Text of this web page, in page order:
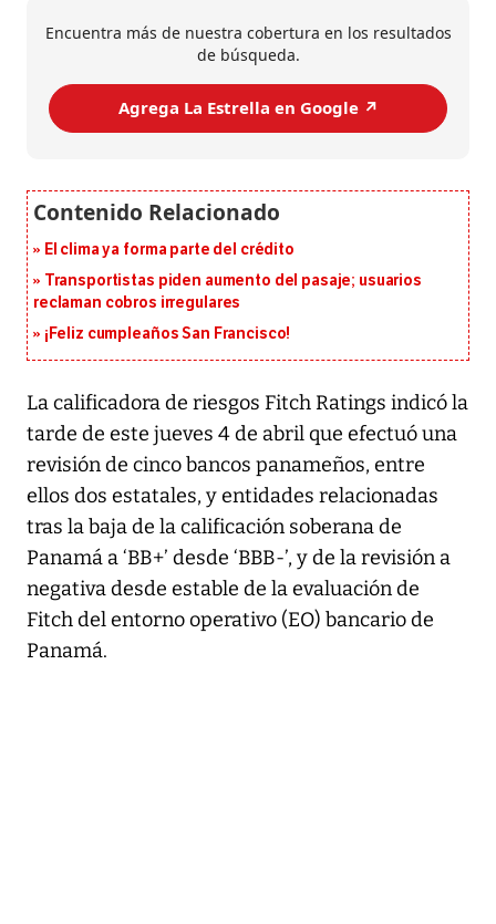
Encuentra más de nuestra cobertura en los resultados
de búsqueda.
Agrega La Estrella en Google ↗️
El clima ya forma parte del crédito
Transportistas piden aumento del pasaje; usuarios
reclaman cobros irregulares
¡Feliz cumpleaños San Francisco!
La calificadora de riesgos Fitch Ratings indicó la
tarde de este jueves 4 de abril que efectuó una
revisión de cinco bancos panameños, entre
ellos dos estatales, y entidades relacionadas
tras la baja de la calificación soberana de
Panamá a ‘BB+’ desde ‘BBB-’, y de la revisión a
negativa desde estable de la evaluación de
Fitch del entorno operativo (EO) bancario de
Panamá.